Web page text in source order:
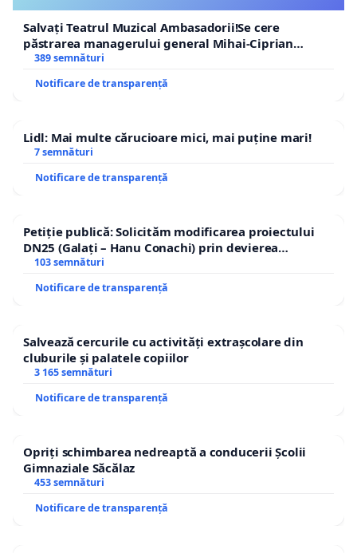
Salvați Teatrul Muzical Ambasadorii!Se cere
păstrarea managerului general Mihai-Ciprian
ROGOJAN
389 semnături
Notificare de transparență
Lidl: Mai multe cărucioare mici, mai puține mari!
7 semnături
Notificare de transparență
Petiție publică: Solicităm modificarea proiectului
DN25 (Galați – Hanu Conachi) prin devierea
traseului în afara localităților!
103 semnături
Notificare de transparență
Salvează cercurile cu activități extrașcolare din
cluburile și palatele copiilor
3 165 semnături
Notificare de transparență
Opriți schimbarea nedreaptă a conducerii Școlii
Gimnaziale Săcălaz
453 semnături
Notificare de transparență